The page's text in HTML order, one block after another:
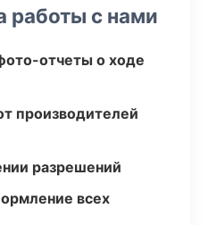
работы с нами
отчеты о ходе
производителей
разрешений
всех